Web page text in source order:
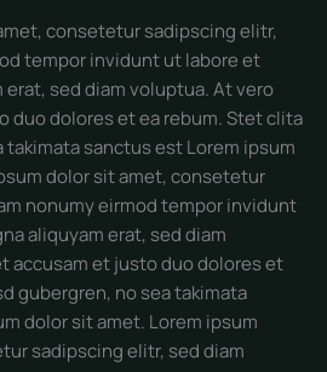
consetetur sadipscing elitr,
tempor invidunt ut labore et
sed diam voluptua. At vero
duo dolores et ea rebum. Stet clita
takimata sanctus est Lorem ipsum
dolor sit amet, consetetur
nonumy eirmod tempor invidunt
aliquyam erat, sed diam
accusam et justo duo dolores et
gubergren, no sea takimata
dolor sit amet. Lorem ipsum
sadipscing elitr, sed diam